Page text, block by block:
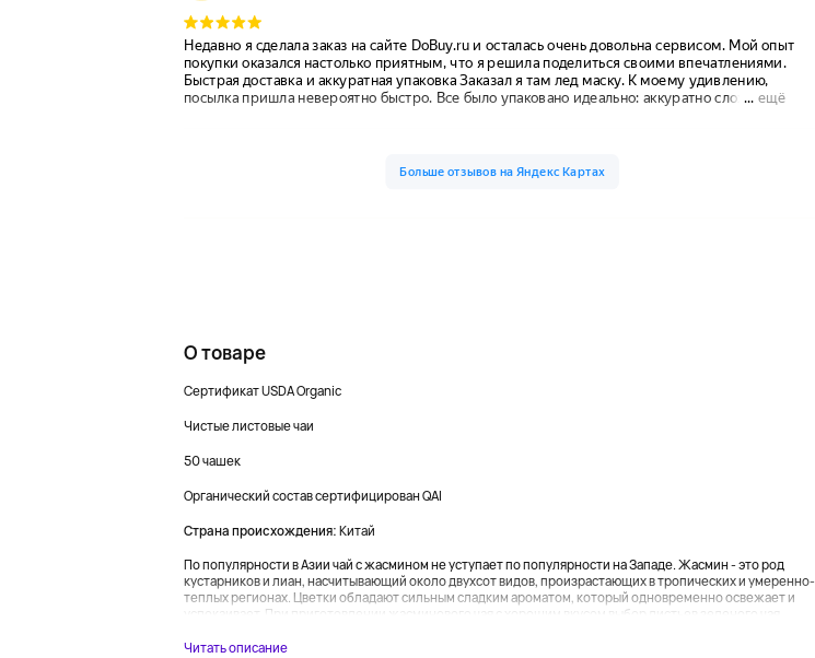
О товаре
Сертификат USDA Organic
Чистые листовые чаи
50 чашек
Органический состав сертифицирован QAI
Страна происхождения: Китай
По популярности в Азии чай с жасмином не уступает по популярности на Западе. Жасмин - это род
кустарников и лиан, насчитывающий около двухсот видов, произрастающих в тропических и умеренно-
теплых регионах. Цветки обладают сильным сладким ароматом, который одновременно освежает и
успокаивает. При приготовлении жасминового чая с хорошим вкусом выбор листьев зеленого чая ...
Читать описание